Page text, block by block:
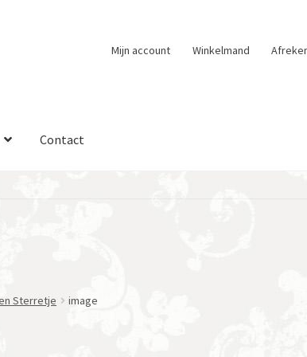
Mijn account Winkelmand
Contact
Sterretje image